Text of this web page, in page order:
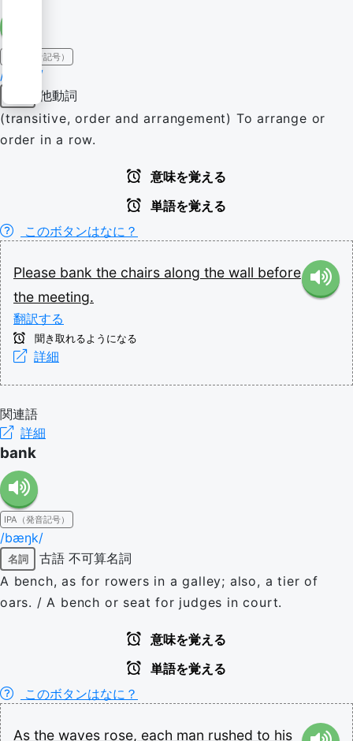
IPA（発音記号）
/bæŋk/
他動詞
(transitive, order and arrangement) To arrange or
order in a row.
意味を覚える
単語を覚える
このボタンはなに？
Please bank the chairs along the wall before
the meeting.
翻訳する
聞き取れるようになる
詳細
関連語
詳細
bank
IPA（発音記号）
/bæŋk/
名詞 古語 不可算名詞
A bench, as for rowers in a galley; also, a tier of
oars. / A bench or seat for judges in court.
意味を覚える
単語を覚える
このボタンはなに？
As the waves rose, each man rushed to his